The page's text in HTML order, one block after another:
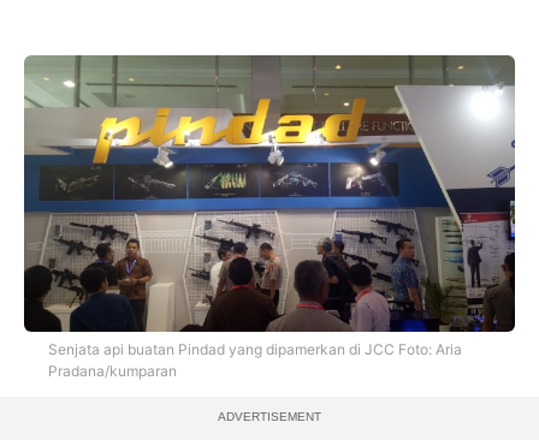
Senjata api buatan Pindad yang dipamerkan di JCC Foto: Aria
Pradana/kumparan
ADVERTISEMENT